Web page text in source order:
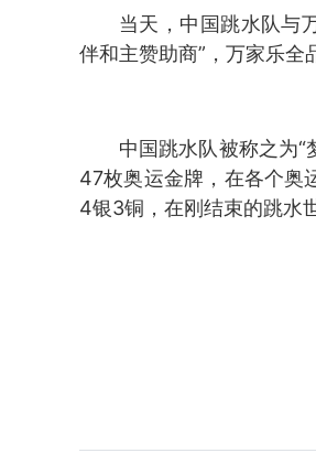
当天，中国跳水队与
伴和主赞助商”，万家乐全
中国跳水队被称之为
47枚奥运金牌，在各个奥
4银3铜，在刚结束的跳水